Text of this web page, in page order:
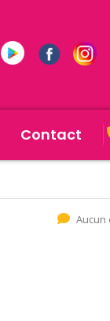
Contact
Aucun